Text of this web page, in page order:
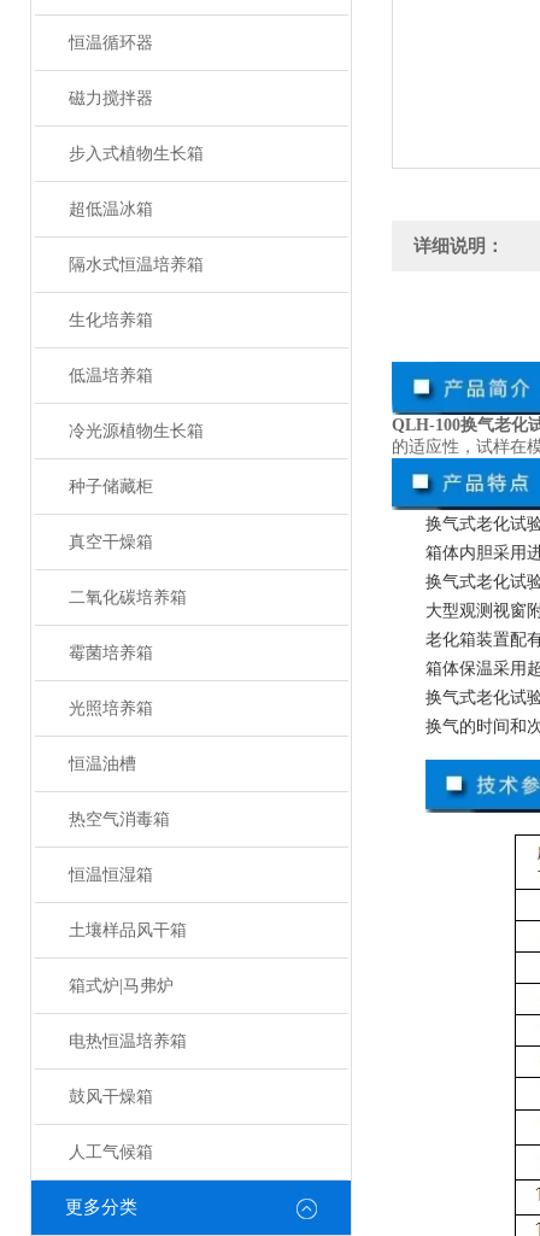
恒温循环器
磁力搅拌器
步入式植物生长箱
超低温冰箱
隔水式恒温培养箱
生化培养箱
低温培养箱
冷光源植物生长箱
种子储藏柜
真空干燥箱
二氧化碳培养箱
霉菌培养箱
光照培养箱
恒温油槽
热空气消毒箱
恒温恒湿箱
土壤样品风干箱
箱式炉|马弗炉
电热恒温培养箱
鼓风干燥箱
人工气候箱
更多分类
详细说明：
QLH-100换气老化
的适应性，试样在
换气式老化试
箱体内胆采用
换气式老化试
大型观测视窗
老化箱装置配
箱体保温采用
换气式老化试
换气的时间和